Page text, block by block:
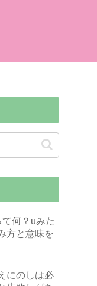
何？uみた
方と意味を
にのしは必